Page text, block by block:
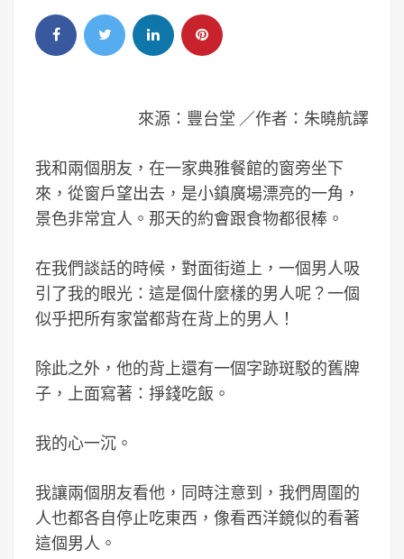
來源：豐台堂 ／作者：朱曉航譯
我和兩個朋友，在一家典雅餐館的窗旁坐下
來，從窗戶望出去，是小鎮廣場漂亮的一角，
景色非常宜人。那天的約會跟食物都很棒。
在我們談話的時候，對面街道上，一個男人吸
引了我的眼光：這是個什麼樣的男人呢？一個
似乎把所有家當都背在背上的男人！
除此之外，他的背上還有一個字跡斑駁的舊牌
子，上面寫著：掙錢吃飯。
我的心一沉。
我讓兩個朋友看他，同時注意到，我們周圍的
人也都各自停止吃東西，像看西洋鏡似的看著
這個男人。